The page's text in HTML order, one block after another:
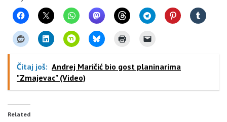
Čitaj još: Andrej Maričić bio gost planinarima
"Zmajevac" (Video)
Related